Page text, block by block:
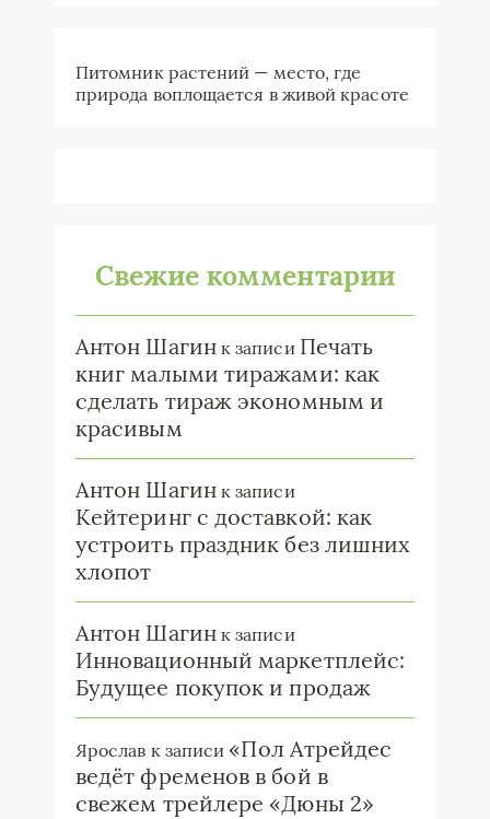
Питомник растений — место, где
природа воплощается в живой красоте
Свежие комментарии
Антон Шагинк записи Печать
книг малыми тиражами: как
сделать тираж экономным и
красивым
Антон Шагинк записи
Кейтеринг с доставкой: как
устроить праздник без лишних
хлопот
Антон Шагинк записи
Инновационный маркетплейс:
Будущее покупок и продаж
Ярослав к записи«Пол Атрейдес
ведёт фременов в бой в
свежем трейлере «Дюны 2»